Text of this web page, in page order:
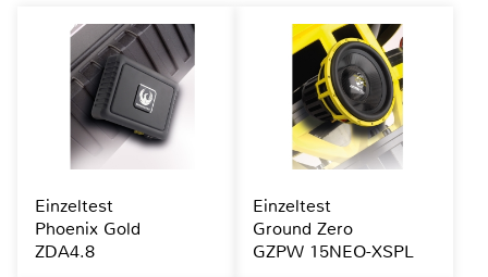
Einzeltest
Phoenix Gold
ZDA4.8
Einzeltest
Ground Zero
GZPW 15NEO-XSPL